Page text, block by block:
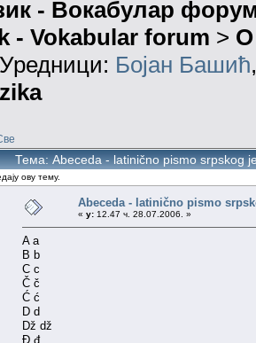
- Вокабулар
- Vokabular forum > О
Бојан Башић
Тема: Abeceda - latinično pismo srpskog
ову тему.
Abeceda - latinično pismo
« у: 12.47 ч. 28.07.2006. »
A a
B b
C c
Č č
Ć ć
D d
Dž dž
Đ đ